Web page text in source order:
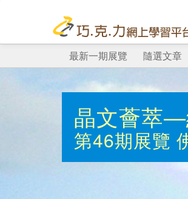
最新一期展覽 隨選文章
晶文薈萃—
第46期展覽